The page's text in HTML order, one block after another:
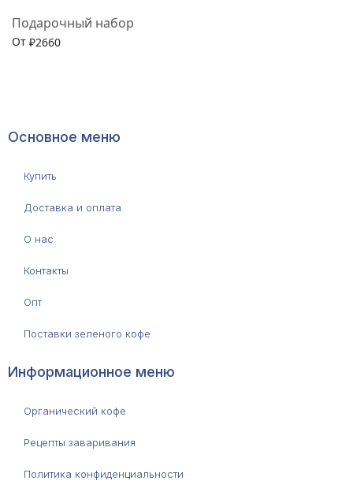
Подарочный набор
От ₽2660
Основное меню
Купить
Доставка и оплата
О нас
Контакты
Опт
Поставки зеленого кофе
Информационное меню
Органический кофе
Рецепты заваривания
Политика конфиденциальности